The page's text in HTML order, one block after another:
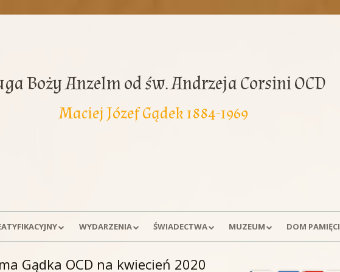
Boży Anzelm od św. Andrzeja Corsini OCD
Maciej Józef Gądek 1884-1969
WYDARZENIA ŚWIADECTWA MUZEUM DOM PAMIĘCI
Gądka OCD na kwiecień 2020
Główny